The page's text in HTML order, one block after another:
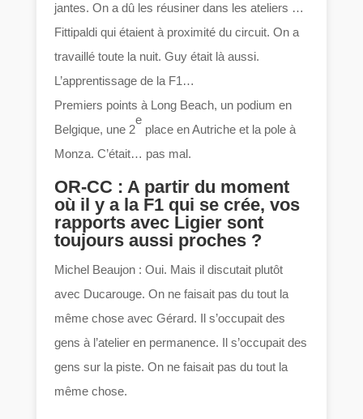
jantes. On a dû les réusiner dans les ateliers …
Fittipaldi qui étaient à proximité du circuit. On a
travaillé toute la nuit. Guy était là aussi.
L’apprentissage de la F1…
Premiers points à Long Beach, un podium en
Belgique, une 2
e
place en Autriche et la pole à
Monza. C’était… pas mal.
OR-CC : A partir du moment
où il y a la F1 qui se crée, vos
rapports avec Ligier sont
toujours aussi proches ?
Michel Beaujon : Oui. Mais il discutait plutôt
avec Ducarouge. On ne faisait pas du tout la
même chose avec Gérard. Il s’occupait des
gens à l’atelier en permanence. Il s’occupait des
gens sur la piste. On ne faisait pas du tout la
même chose.